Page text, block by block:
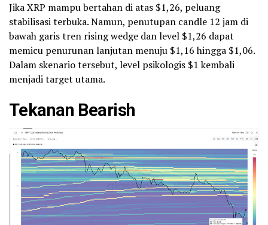
Jika XRP mampu bertahan di atas $1,26, peluang
stabilisasi terbuka. Namun, penutupan candle 12 jam di
bawah garis tren rising wedge dan level $1,26 dapat
memicu penurunan lanjutan menuju $1,16 hingga $1,06.
Dalam skenario tersebut, level psikologis $1 kembali
menjadi target utama.
Tekanan Bearish